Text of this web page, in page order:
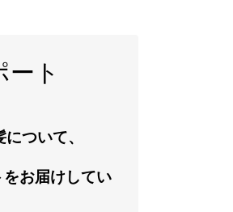
ト
ついて、
お届けしてい